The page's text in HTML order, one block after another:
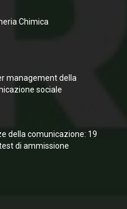
Chimica
management della
sociale
della comunicazione: 19
di ammissione